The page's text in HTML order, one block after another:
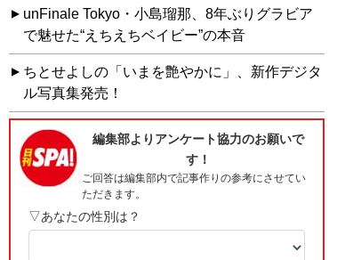
unFinale Tokyo・小島瑠那、8年ぶりグラビア
で魅せた“えちえちベイビー”の本音
ちとせよしの「いまを艶やかに」、新作デジタ
ル写真集発売！